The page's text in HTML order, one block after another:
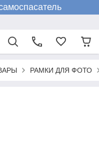
РАМКИ ДЛЯ ФОТО